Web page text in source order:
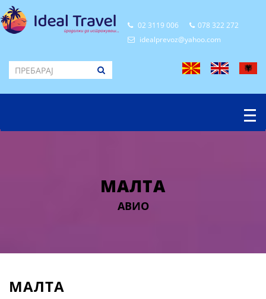
02 3119 006
078 322 272
idealprevoz@yahoo.com
МАЛТА
АВИО
МАЛТА